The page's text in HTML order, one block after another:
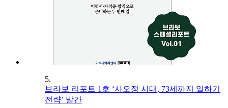
5.
브라보 리포트 1호 ‘사오정 시대, 73세까지 일하기
전략’ 발간